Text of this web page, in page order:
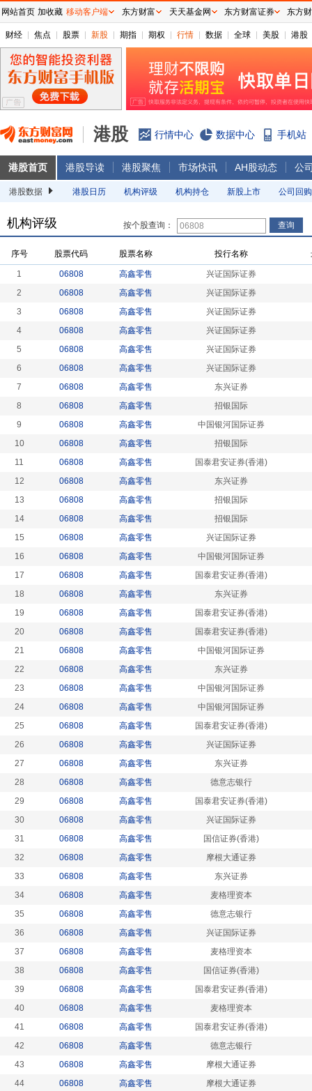
财经 焦点 股票 新股 期指 期权 行情 数据 全球 美股 港股
港股 行情中心 数据中心 手机站
港股首页 港股导读 港股聚焦 市场快讯 AH股动态 公
港股数据 港股日历 机构评级 机构持仓 新股上市 公司回购
机构评级 按个股查询：
序号 股票代码 股票名称 投行名称
1 06808 高鑫零售
兴证国际证券
2
06808 高鑫零售
兴证国际证券
3
06808 高鑫零售
兴证国际证券
4
06808 高鑫零售
兴证国际证券
5
06808 高鑫零售
兴证国际证券
6
06808 高鑫零售
兴证国际证券
7
06808 高鑫零售
东兴证券
8
06808 高鑫零售
招银国际
9
06808 高鑫零售
中国银河国际证券
10
06808 高鑫零售
招银国际
11
06808 高鑫零售
国泰君安证券(香港)
12
06808 高鑫零售
东兴证券
13
06808 高鑫零售
招银国际
14
06808 高鑫零售
招银国际
15
06808 高鑫零售
兴证国际证券
16
06808 高鑫零售
中国银河国际证券
17
06808 高鑫零售
国泰君安证券(香港)
18
06808 高鑫零售
东兴证券
19
06808 高鑫零售
国泰君安证券(香港)
20
06808 高鑫零售
国泰君安证券(香港)
21
06808 高鑫零售
中国银河国际证券
22
06808 高鑫零售
东兴证券
23
06808 高鑫零售
中国银河国际证券
24
06808 高鑫零售
中国银河国际证券
25
06808 高鑫零售
国泰君安证券(香港)
26
06808 高鑫零售
兴证国际证券
27
06808 高鑫零售
东兴证券
28
06808 高鑫零售
德意志银行
29
06808 高鑫零售
国泰君安证券(香港)
30
06808 高鑫零售
兴证国际证券
31
06808 高鑫零售
国信证券(香港)
32
06808 高鑫零售
摩根大通证券
33
06808 高鑫零售
东兴证券
34
06808 高鑫零售
麦格理资本
35
06808 高鑫零售
德意志银行
36
06808 高鑫零售
兴证国际证券
37
06808 高鑫零售
麦格理资本
38
06808 高鑫零售
国信证券(香港)
39
06808 高鑫零售
国泰君安证券(香港)
40
06808 高鑫零售
麦格理资本
41
06808 高鑫零售
国泰君安证券(香港)
42
06808 高鑫零售
德意志银行
43
06808 高鑫零售
摩根大通证券
44
06808 高鑫零售
摩根大通证券
网站首页 加收藏 移动客户端 东方财富 天天基金网 东方财富证券 东方